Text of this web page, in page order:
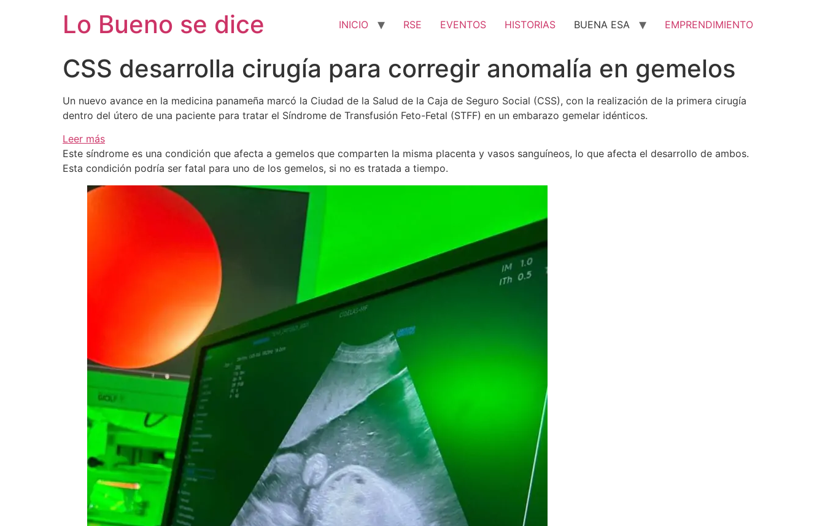
Lo Bueno se dice INICIO RSE EVENTOS HISTORIAS BUENA ESA EMPRENDIMIENTO
CSS desarrolla cirugía para corregir anomalía en gemelos
Un nuevo avance en la medicina panameña marcó la Ciudad de la Salud de la Caja de Seguro Social (CSS), con la realización de la primera cirugía
dentro del útero de una paciente para tratar el Síndrome de Transfusión Feto-Fetal (STFF) en un embarazo gemelar idénticos.
Leer más:
CSS
desarrolla
cirugía
Este síndrome es una condición que afecta a gemelos que comparten la misma placenta y vasos sanguíneos, lo que afecta el desarrollo de ambos.
Esta condición podría ser fatal para uno de los gemelos, si no es tratada a tiempo.